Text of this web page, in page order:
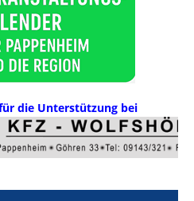
die Unterstützung bei